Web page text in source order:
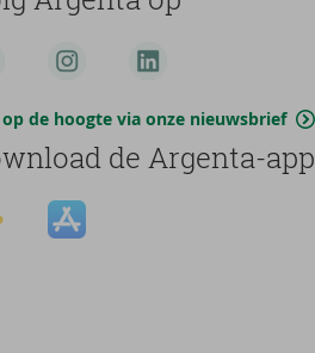
de hoogte via onze nieuwsbrief
de Argenta-app